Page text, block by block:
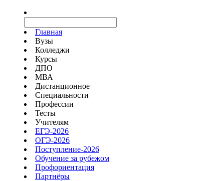
Главная
Вузы
Колледжи
Курсы
ДПО
МВА
Дистанционное
Специальности
Профессии
Тесты
Учителям
ЕГЭ-2026
ОГЭ-2026
Поступление-2026
Обучение за рубежом
Профориентация
Партнёры